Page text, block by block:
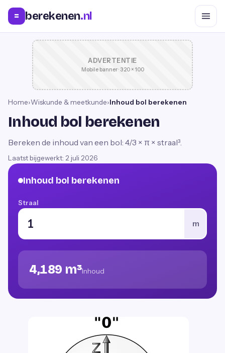
= berekenen.nl
ADVERTENTIE
Mobile banner · 320 × 100
Home›Wiskunde & meetkunde›Inhoud bol berekenen
Inhoud bol berekenen
Bereken de inhoud van een bol: 4/3 × π × straal³.
Laatst bijgewerkt: 2 juli 2026
Inhoud bol berekenen
Straal
m
4,189 m³Inhoud